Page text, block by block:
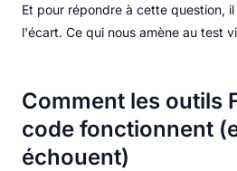
Et pour répondre à cette question,
l'écart. Ce qui nous amène au test
Comment les outils
code fonctionnent
échouent)